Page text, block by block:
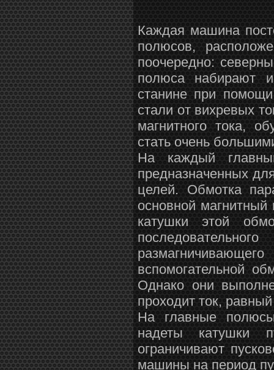
Каждая машина
полюсов,
поочередно:
полюса набирают
станине при
стали от вихревых
магнитного тока,
стать очень
На каждый
предназначенных
целей. Обмотка
основной
катушки этой
вспомогательной
Однако они
проходит ток,
На главные полюсы
надеты катушки
ограничивают
машины на период